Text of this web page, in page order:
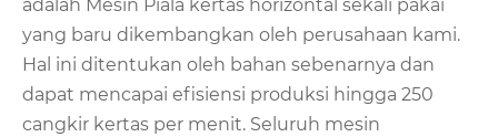
adalah Mesin Piala kertas horizontal sekali pakai
yang baru dikembangkan oleh perusahaan kami.
Hal ini ditentukan oleh bahan sebenarnya dan
dapat mencapai efisiensi produksi hingga 250
cangkir kertas per menit. Seluruh mesin